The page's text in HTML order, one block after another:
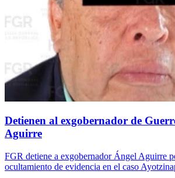
Detienen al exgobernador de
Aguirre
FGR detiene a exgobernador Ángel Aguirre
ocultamiento de evidencia en el caso